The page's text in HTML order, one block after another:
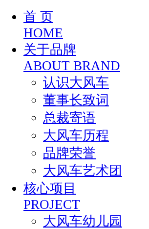
首 页
HOME
关于品牌
ABOUT BRAND
认识大风车
董事长致词
总裁寄语
大风车历程
品牌荣誉
大风车艺术团
核心项目
PROJECT
大风车幼儿园